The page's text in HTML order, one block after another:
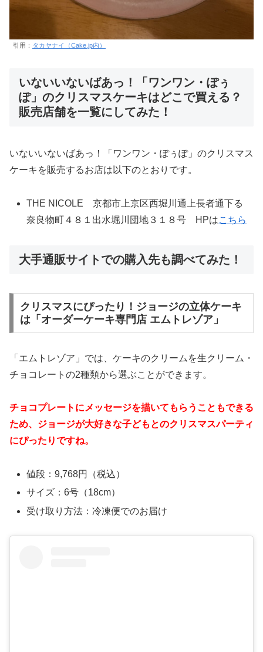
引用： タカヤナイ（Cake.jp内）
いないいないばあっ！「ワンワン・ぽぅ
ぽ」のクリスマスケーキはどこで買える？
販売店舗を一覧にしてみた！
いないいないばあっ！「ワンワン・ぽぅぽ」のクリスマス
ケーキを販売するお店は以下のとおりです。
THE NICOLE 京都市上京区西堀川通上長者通下る
奈良物町４８１出水堀川団地３１８号 HPはこちら
大手通販サイトでの購入先も調べてみた！
クリスマスにぴったり！ジョージの立体ケーキ
は「オーダーケーキ専門店 エムトレゾア」
「エムトレゾア」では、ケーキのクリームを生クリーム・
チョコレートの2種類から選ぶことができます。
チョコプレートにメッセージを描いてもらうこともできる
ため、ジョージが大好きな子どもとのクリスマスパーティ
にぴったりですね。
値段：9,768円（税込）
サイズ：6号（18cm）
受け取り方法：冷凍便でのお届け